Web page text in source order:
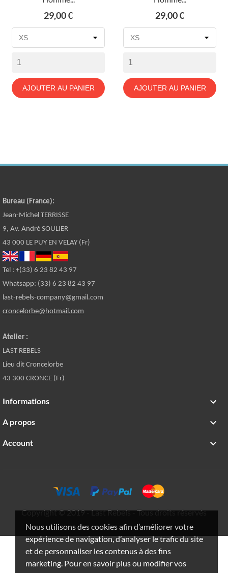
Nous utilisons des cookies afin d’améliorer votre
expérience de navigation, d’analyser le trafic du site
et de personnaliser les contenus à des fins
marketing. Pour en savoir plus ou modifier vos
Prix
29,00 €
AJOUTER AU PANIER
Prix
29,00 €
AJOUTER AU PANIER
Bureau (France):
Jean-Michel TERRISSE
9, Av. André SOULIER
43 000 LE PUY EN VELAY (Fr)
Tel : +(33) 6 23 82 43 97
Whatsapp: (33) 6 23 82 43 97
last-rebels-company@gmail.com
croncelorbe@hotmail.com
Atelier :
LAST REBELS
Lieu dit Croncelorbe
43 300 CRONCE (Fr)
Informations 
A propos 
Account 
Copyright © 2019 - Last Rebels - Tous droits réservés